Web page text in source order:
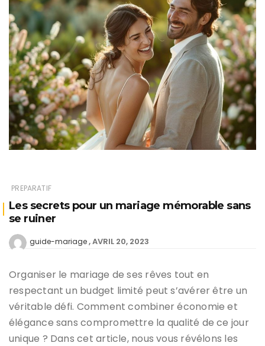
PREPARATIF
Les secrets pour un mariage mémorable sans
se ruiner
guide-mariage AVRIL 20, 2023
Organiser le mariage de ses rêves tout en
respectant un budget limité peut s’avérer être un
véritable défi. Comment combiner économie et
élégance sans compromettre la qualité de ce jour
unique ? Dans cet article, nous vous révélons les